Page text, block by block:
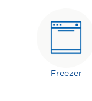
Freezer